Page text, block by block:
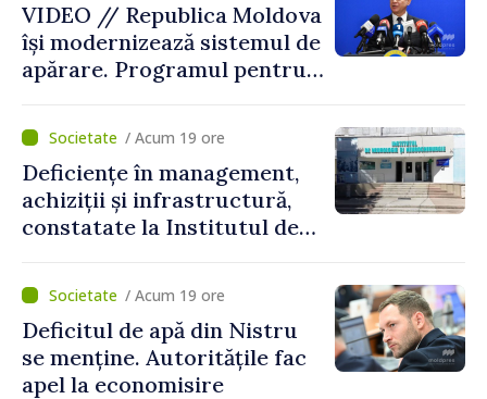
VIDEO // Republica Moldova
își modernizează sistemul de
apărare. Programul pentru
de Guvern. Anatolie Nosatîi:
„În contextul actual de
securitate, implementarea
Programului Strategiei
Naționale de Apărare
pentru consolidarea
capacităților de apărare ale
statului”
/ Acum 19 ore
Deficiențe în management,
achiziții și infrastructură,
constatate la Institutul de
Neurochirurgie „Diomid
Gherman”. Ministerul
Sănătății cere un plan de
remediere
/ Acum 19 ore
Deficitul de apă din Nistru
se menține. Autoritățile fac
apel la economisire